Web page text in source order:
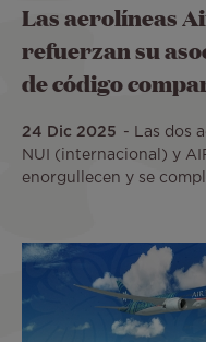
Las aerolíneas
refuerzan su
de código
24 Dic 2025
Las dos
NUI (internacional) y
enorgullecen y se